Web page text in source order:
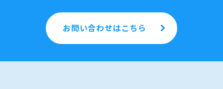
お問い合わせはこちら